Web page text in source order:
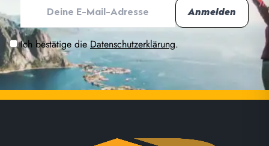
Ich bestätige dieDatenschutzerklärung.